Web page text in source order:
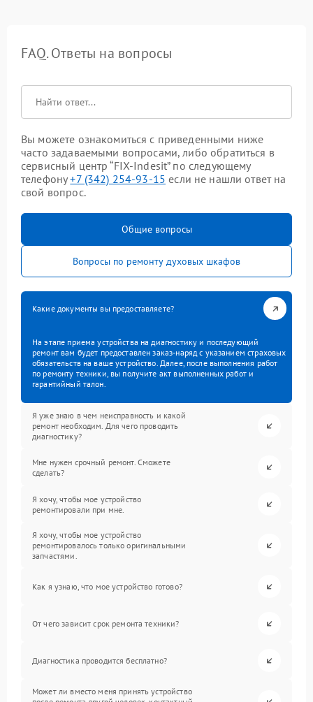
FAQ. Ответы на вопросы
Вы можете ознакомиться с приведенными ниже
часто задаваемыми вопросами, либо обратиться в
сервисный центр “FIX-Indesit” по следующему
телефону+7 (342) 254-93-15 если не нашли ответ на
свой вопрос.
Общие вопросы
Вопросы по ремонту духовых шкафов
Какие документы вы предоставляете?
На этапе приема устройства на диагностику и последующий
ремонт вам будет предоставлен заказ-наряд с указанием страховых
обязательств на ваше устройство. Далее, после выполнения работ
по ремонту техники, вы получите акт выполненных работ и
гарантийный талон.
Я уже знаю в чем неисправность и какой
ремонт необходим. Для чего проводить
диагностику?
Мне нужен срочный ремонт. Сможете
сделать?
Я хочу, чтобы мое устройство
ремонтировали при мне.
Я хочу, чтобы мое устройство
ремонтировалось только оригинальными
запчастями.
Как я узнаю, что мое устройство готово?
От чего зависит срок ремонта техники?
Диагностика проводится бесплатно?
Может ли вместо меня принять устройство